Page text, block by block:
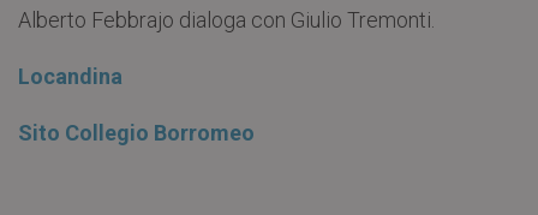
Alberto Febbrajo dialoga con Giulio Tremonti.
Locandina
Sito Collegio Borromeo